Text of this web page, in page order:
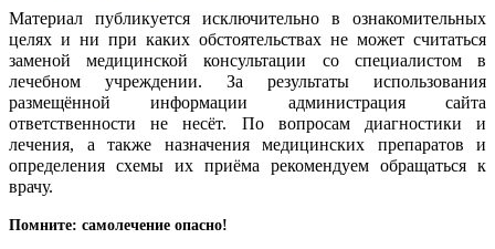
Материал публикуется исключительно в ознакомительных
целях и ни при каких обстоятельствах не может считаться
заменой медицинской консультации со специалистом в
лечебном учреждении. За результаты использования
размещённой информации администрация сайта
ответственности не несёт. По вопросам диагностики и
лечения, а также назначения медицинских препаратов и
определения схемы их приёма рекомендуем обращаться к
врачу.
Помните: самолечение опасно!